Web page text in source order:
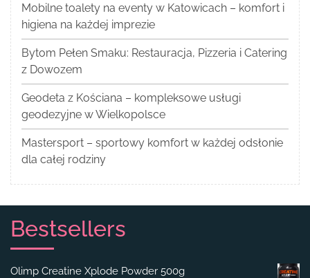
Mobilne toalety na eventy w Katowicach – komfort i
higiena na każdej imprezie
Bytom Pełen Smaku: Restauracja, Pizzeria i Catering
z Dowozem
Geodeta z Kościana – kompleksowe usługi
geodezyjne w Wielkopolsce
Mastersport – sportowy komfort w każdej odsłonie
dla całej rodziny
Bestsellers
Olimp Creatine Xplode Powder 500g